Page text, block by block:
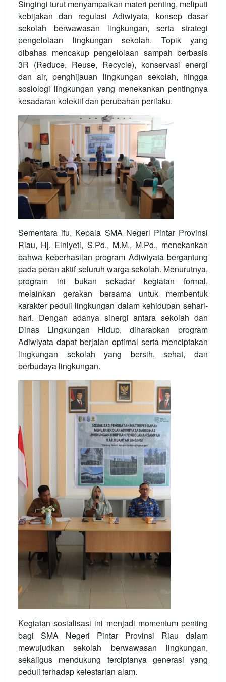
Singingi turut menyampaikan materi penting, meliputi
kebijakan dan regulasi Adiwiyata, konsep dasar
sekolah berwawasan lingkungan, serta strategi
pengelolaan lingkungan sekolah. Topik yang
dibahas mencakup pengelolaan sampah berbasis
3R (Reduce, Reuse, Recycle), konservasi energi
dan air, penghijauan lingkungan sekolah, hingga
sosiologi lingkungan yang menekankan pentingnya
kesadaran kolektif dan perubahan perilaku.
Sementara itu, Kepala SMA Negeri Pintar Provinsi
Riau, Hj. Elniyeti, S.Pd., M.M., M.Pd., menekankan
bahwa keberhasilan program Adiwiyata bergantung
pada peran aktif seluruh warga sekolah. Menurutnya,
program ini bukan sekadar kegiatan formal,
melainkan gerakan bersama untuk membentuk
karakter peduli lingkungan dalam kehidupan sehari-
hari. Dengan adanya sinergi antara sekolah dan
Dinas Lingkungan Hidup, diharapkan program
Adiwiyata dapat berjalan optimal serta menciptakan
lingkungan sekolah yang bersih, sehat, dan
berbudaya lingkungan.
Kegiatan sosialisasi ini menjadi momentum penting
bagi SMA Negeri Pintar Provinsi Riau dalam
mewujudkan sekolah berwawasan lingkungan,
sekaligus mendukung terciptanya generasi yang
peduli terhadap kelestarian alam.